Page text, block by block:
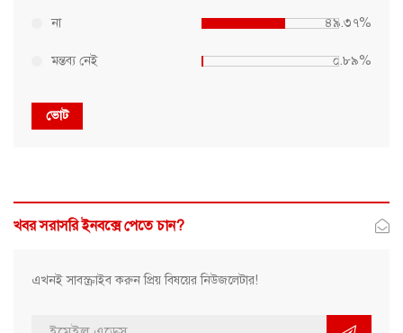
না ৪৯.৩৭%
মন্তব্য নেই ০.৮৯%
ভোট
খবর সরাসরি ইনবক্সে পেতে চান?
এখনই সাবস্ক্রাইব করুন প্রিয় বিষয়ের নিউজলেটার!